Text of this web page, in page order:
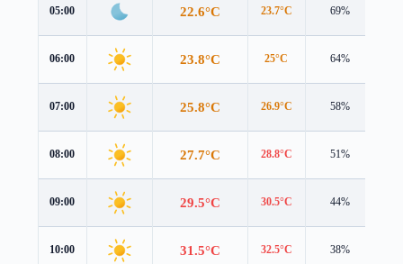
05:00 22.6°C 23.7°C 69%
06:00 23.8°C 25°C 64%
07:00 25.8°C 26.9°C 58%
08:00 27.7°C 28.8°C 51%
09:00 29.5°C 30.5°C 44%
10:00 31.5°C 32.5°C 38%